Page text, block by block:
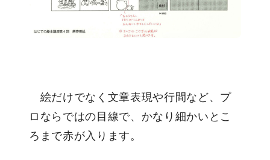
絵だけでなく文章表現や行間など、プ
ロならではの目線で、かなり細かいとこ
ろまで赤が入ります。